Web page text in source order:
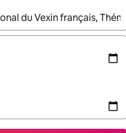
се покажат,